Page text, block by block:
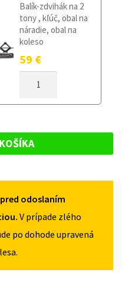
Balík-zdvihák na 2
tony , kľúč, obal na
náradie, obal na
koleso
59 €
DOJAZDOVÉ
F22/F23
OD
5X120
odoslaním
V prípade zlého
po dohode upravená